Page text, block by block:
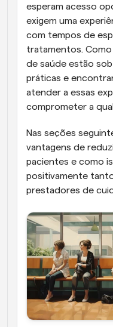
esperam acesso
exigem uma
com tempos de
tratamentos.
de saúde estão
práticas e
atender a essas
comprometer a
Nas seções
vantagens de
pacientes e como
positivamente
prestadores de